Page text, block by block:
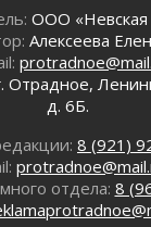
новых
области
«Дороги
ООО «Невская
Алексеева
Отрадное,
д. 6Б.
8 (921)
отдела: 8